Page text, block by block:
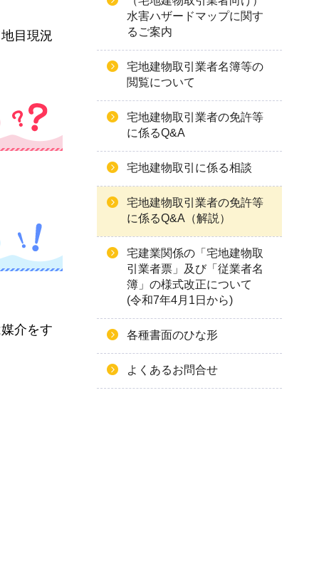
目現況
介をす
水害ハザードマップに関す
るご案内
宅地建物取引業者名簿等の
閲覧について
宅地建物取引業者の免許等
に係るQ&A
宅地建物取引に係る相談
宅地建物取引業者の免許等
に係るQ&A（解説）
宅建業関係の「宅地建物取
引業者票」及び「従業者名
簿」の様式改正について
(令和7年4月1日から)
各種書面のひな形
よくあるお問合せ